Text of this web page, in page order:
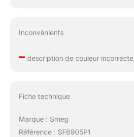
Inconvénients
–description de couleur incorrecte
Fiche technique
Marque : Smeg
Référence : SF6905P1